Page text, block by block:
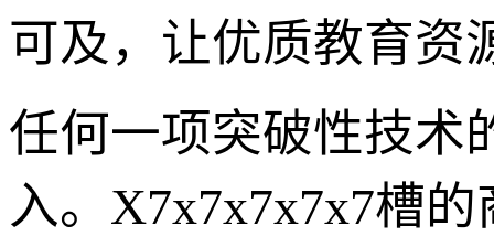
可及，让优质教育资
任何一项突破性技术
入。X7x7x7x7x7槽